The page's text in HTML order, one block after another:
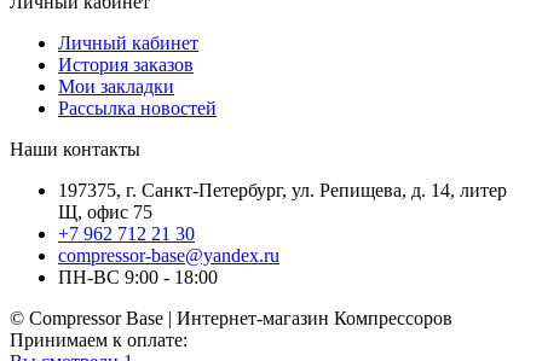
Личный кабинет
История заказов
Мои закладки
Рассылка новостей
Наши контакты
197375, г. Санкт-Петербург, ул. Репищева, д. 14, литер
Щ, офис 75
+7 962 712 21 30
compressor-base@yandex.ru
ПН-ВС 9:00 - 18:00
© Compressor Base | Интернет-магазин Компрессоров
Принимаем к оплате: